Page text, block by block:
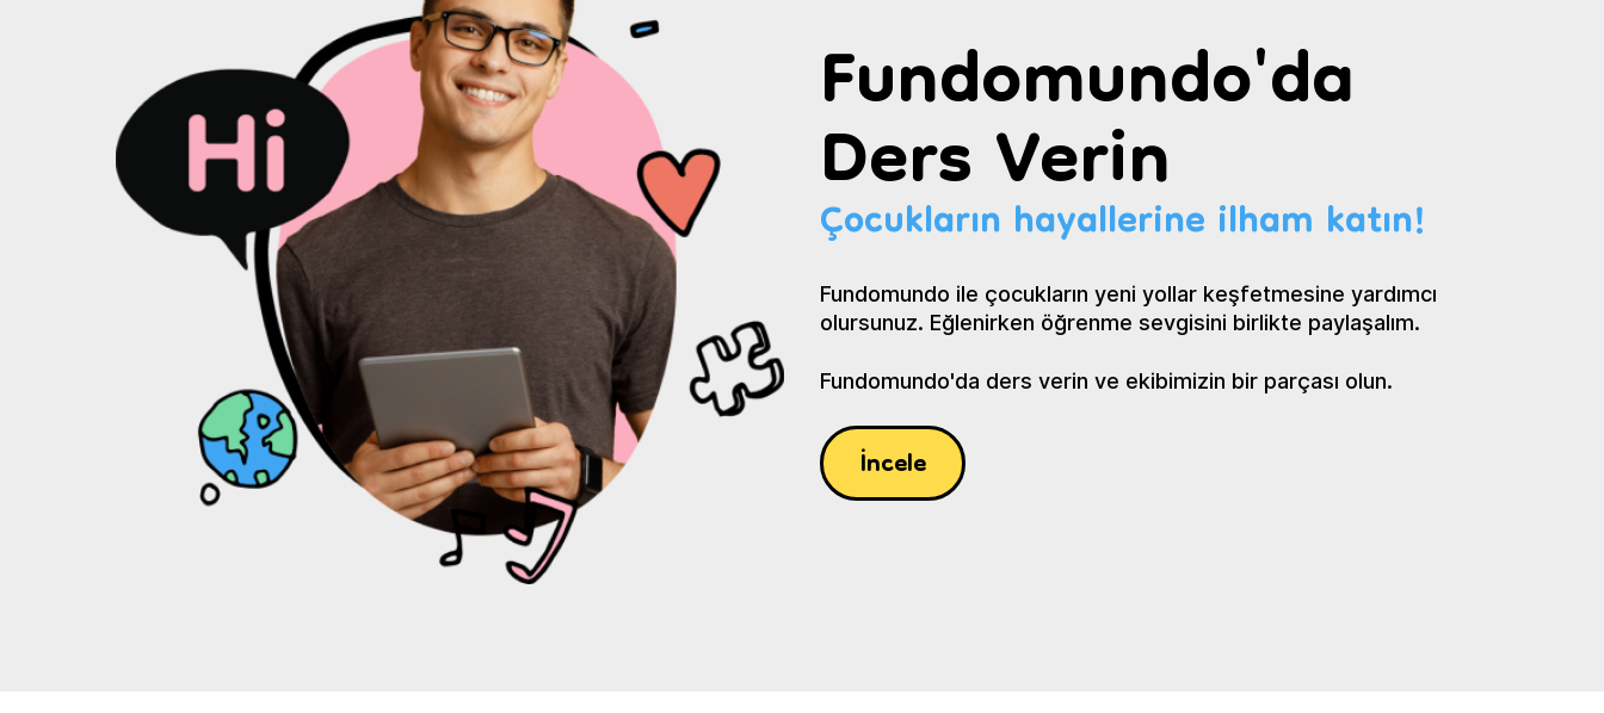
Fundomundo'da
Ders Verin
Çocukların hayallerine ilham katın!
Fundomundo ile çocukların yeni yollar keşfetmesine yardımcı
olursunuz. Eğlenirken öğrenme sevgisini birlikte paylaşalım.
Fundomundo'da ders verin ve ekibimizin bir parçası olun.
İncele